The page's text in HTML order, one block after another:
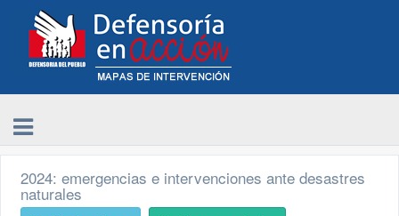
2024: emergencias e intervenciones ante desastres
naturales